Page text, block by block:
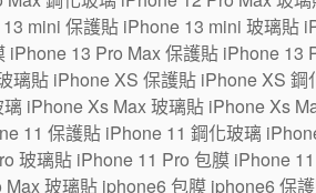
mini 保護貼 iPhone 13 mini 玻璃貼
13 Pro Max 保護貼 iPhone 13
璃貼 iPhone XS 保護貼 iPhone XS 鋼
iPhone Xs Max 玻璃貼 iPhone Xs
11 保護貼 iPhone 11 鋼化玻璃
玻璃貼 iPhone 11 Pro 包膜 iPhone
玻璃貼 iphone6 包膜 iphone6 保